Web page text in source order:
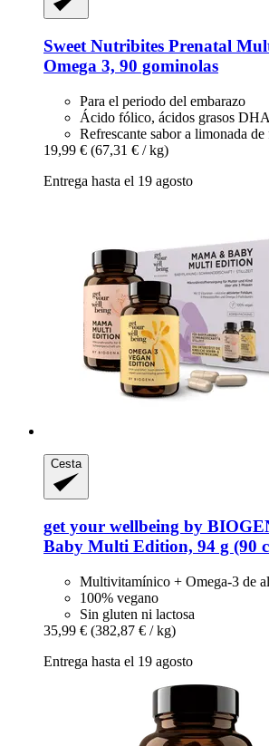
Sweet Nutribites Prenatal
Omega 3, 90 gominolas
Para el periodo del embarazo
Ácido fólico, ácidos grasos
Refrescante sabor a limonada de
19,99 € (67,31 € / kg)
Entrega hasta el 19 agosto
Cesta
get your wellbeing by
Baby Multi Edition, 94 g (90
Multivitamínico + Omega-3 de
100% vegano
Sin gluten ni lactosa
35,99 € (382,87 € / kg)
Entrega hasta el 19 agosto